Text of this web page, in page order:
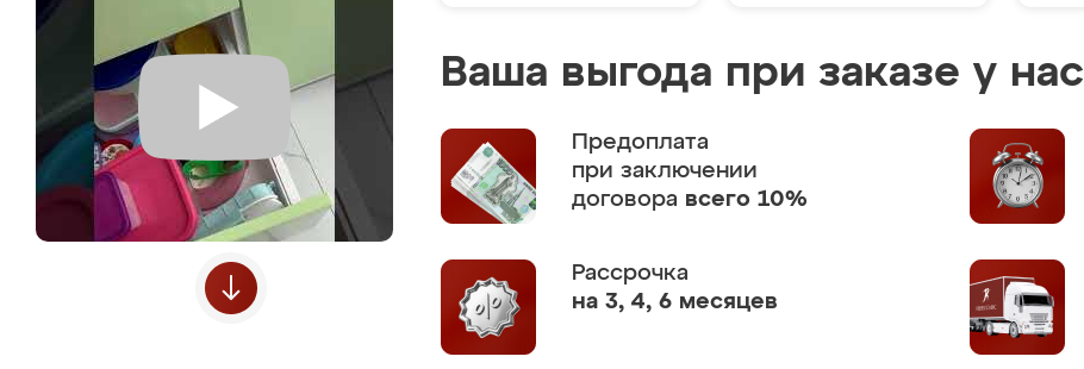
Ваша выгода при заказе у нас
Предоплата
при заключении
договора всего 10%
Рассрочка
на 3, 4, 6 месяцев